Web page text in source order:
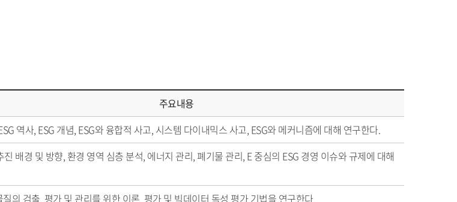
주요내용
역사, ESG 개념, ESG와 융합적 사고, 시스템 다이내믹스 사고, ESG와 메커니즘에 대해 연구한다.
진 배경 및 방향, 환경 영역 심층 분석, 에너지 관리, 폐기물 관리, E 중심의 ESG 경영 이슈와 규제에 대해
의 검출, 평가 및 관리를 위한 이론, 평가 및 빅데이터 독성 평가 기법을 연구한다.